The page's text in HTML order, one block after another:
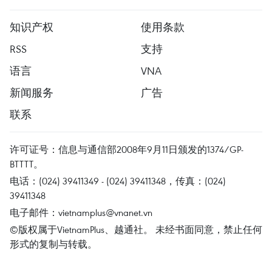
知识产权
使用条款
RSS
支持
语言
VNA
新闻服务
广告
联系
许可证号：信息与通信部2008年9月11日颁发的1374/GP-
BTTTT。
电话：(024) 39411349 - (024) 39411348，传真：(024)
39411348
电子邮件： vietnamplus@vnanet.vn
©版权属于VietnamPlus、越通社。 未经书面同意，禁止任何
形式的复制与转载。